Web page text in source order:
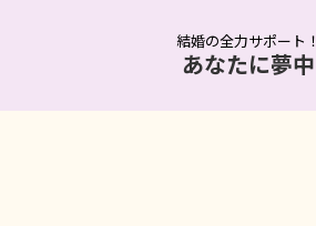
結婚の全力サポート！
あなたに夢中